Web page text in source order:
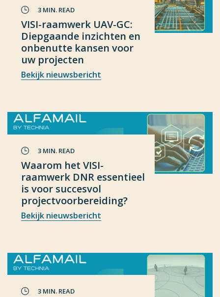
3 MIN. READ
VISI-raamwerk UAV-GC:
Diepgaande inzichten en
onbenutte kansen voor
uw projecten
Bekijk nieuwsbericht
3 MIN. READ
Waarom het VISI-
raamwerk DNR essentieel
is voor succesvol
projectvoorbereiding?
Bekijk nieuwsbericht
3 MIN. READ